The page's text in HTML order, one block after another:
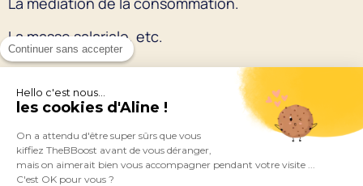
Continuer sans accepter
Hello c'est nous...
les cookies d'Aline !
On a attendu d'être super sûrs que vous
kiffiez TheBBoost avant de vous déranger,
mais on aimerait bien vous accompagner pendant votre visite ...
C'est OK pour vous ?
La masse salariale, etc.
En effet, c’est seulement depuis moins d’un an que
j’ai décidé de déléguer tout l’aspect administratif et
comptabilité. Tout est alors devenu beaucoup plus
fluide et simple dans mon quotidien
d’entrepreneure (merci Alexandra !).